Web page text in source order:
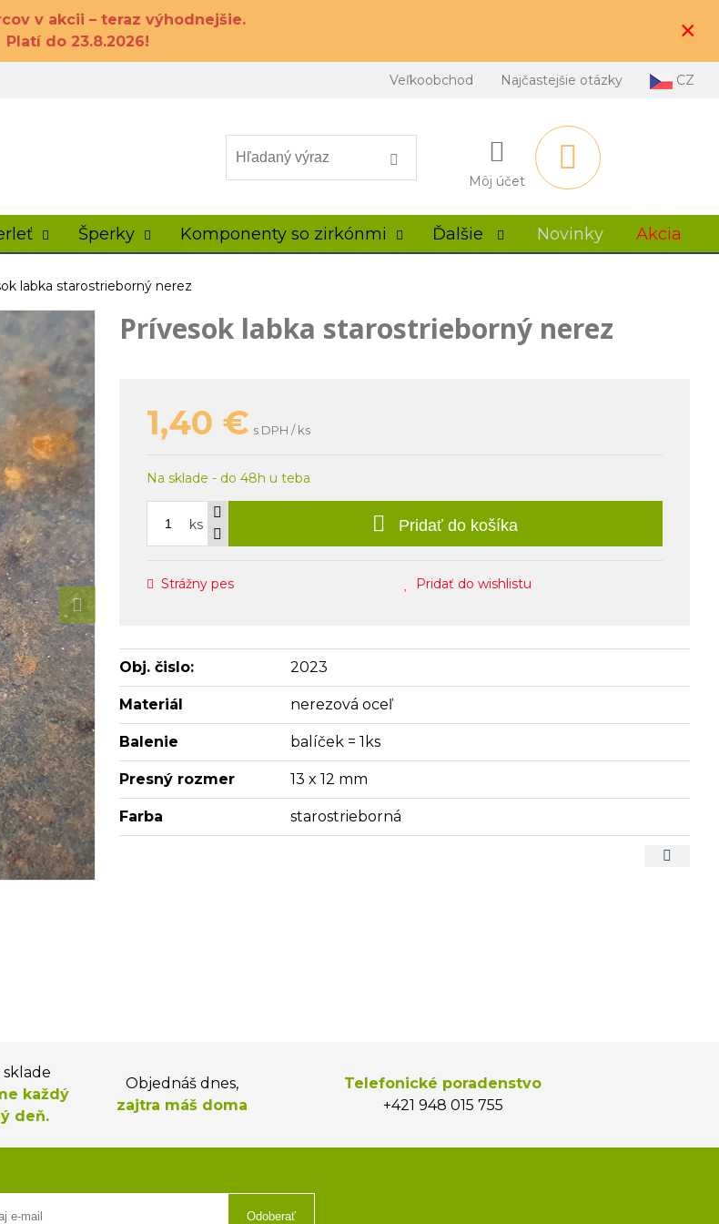
v akcii – teraz výhodnejšie.
Platí do 23.8.2026!
×
Veľkoobchod Najčastejšie otázky CZ
Môj účet
Šperky Komponenty so zirkónmi Ďalšie Novinky Akcia
labka starostrieborný nerez
Prívesok labka starostrieborný nerez
1,40 € s DPH / ks
Na sklade - do 48h u teba
ks Pridať do košíka
Strážny pes Pridať do wishlistu
Obj. čislo: 2023
Materiál nerezová oceľ
Balenie balíček = 1ks
Presný rozmer 13 x 12 mm
Farba starostrieborná
sklade
každý
deň.
Objednáš dnes,
zajtra máš doma
Telefonické poradenstvo
+421 948 015 755
Odoberať